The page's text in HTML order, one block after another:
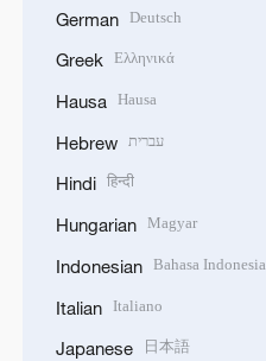
German Deutsch
Greek Ελληνικά
Hausa Hausa
Hebrew עברית
Hindi हिन्दी
Hungarian Magyar
Indonesian Bahasa Indonesia
Italian Italiano
Japanese 日本語